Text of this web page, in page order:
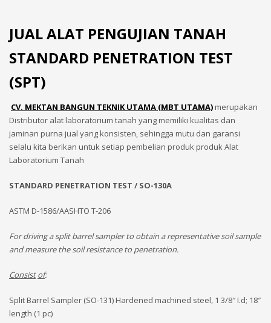
JUAL ALAT PENGUJIAN TANAH
STANDARD PENETRATION TEST
(SPT)
CV. MEKTAN BANGUN TEKNIK UTAMA (MBT UTAMA)merupakan
Distributor alat laboratorium tanah yang memiliki kualitas dan
jaminan purna jual yang konsisten, sehingga mutu dan garansi
selalu kita berikan untuk setiap pembelian produk produk Alat
Laboratorium Tanah
STANDARD PENETRATION TEST / SO-130A
ASTM D-1586/AASHTO T-206
For driving a split barrel sampler to obtain a representative soil sample
and measure the soil resistance to penetration.
Consist of:
Split Barrel Sampler (SO-131) Hardened machined steel, 1 3/8″ I.d; 18″
length (1 pc)